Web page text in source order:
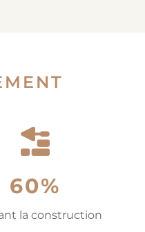
60%
la construction